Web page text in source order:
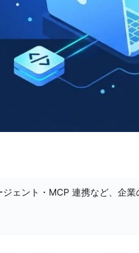
ェント・MCP 連携など、企